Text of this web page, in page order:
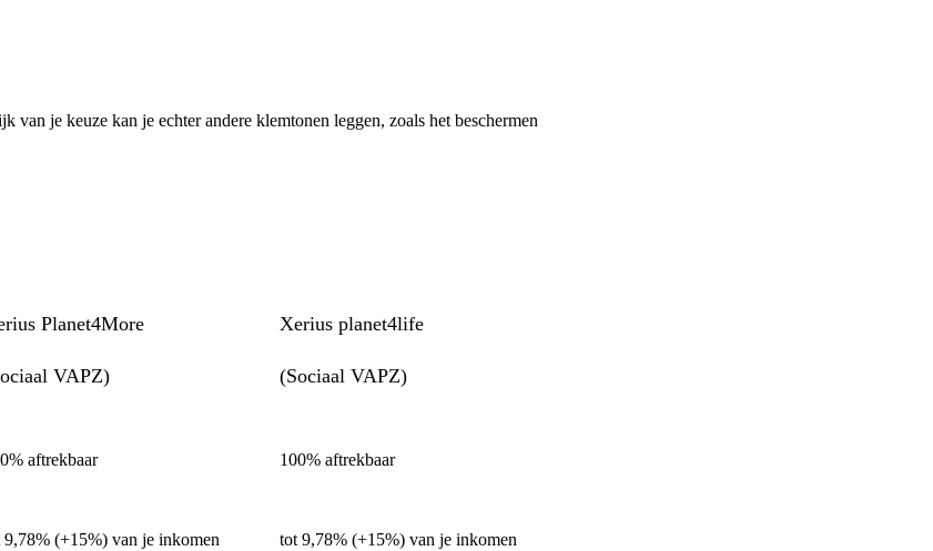
je keuze kan je echter andere klemtonen leggen, zoals het beschermen
Planet4More
VAPZ)
Xerius planet4life
(Sociaal VAPZ)
aftrekbaar 100% aftrekbaar
9,78% (+15%) van je inkomen
tot 9,78% (+15%) van je inkomen